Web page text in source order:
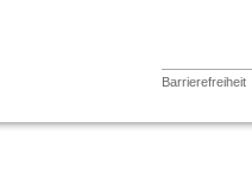
Barrierefreiheit